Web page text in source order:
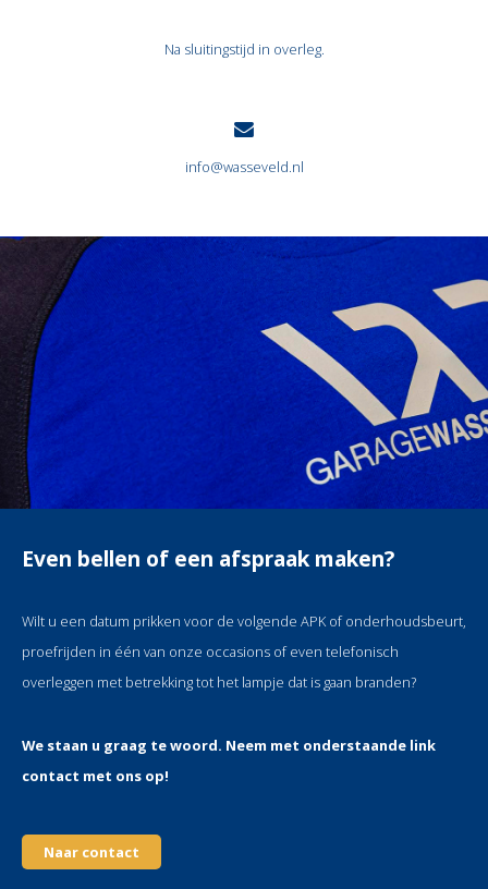
Na sluitingstijd in overleg.
info@wasseveld.nl
Even bellen of een afspraak maken?
Wilt u een datum prikken voor de volgende APK of onderhoudsbeurt,
proefrijden in één van onze occasions of even telefonisch
overleggen met betrekking tot het lampje dat is gaan branden?
We staan u graag te woord. Neem met onderstaande link
contact met ons op!
Naar contact